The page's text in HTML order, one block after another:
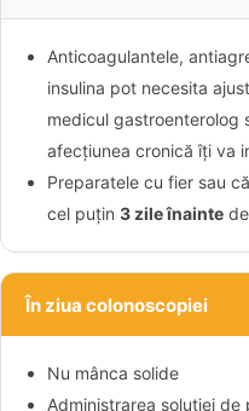
Anticoagulantele,
insulina pot necesita
medicul gastroenterolog
afecțiunea cronică îți va
Preparatele cu fier sau
cel puțin 3 zile înainte
În ziua colonoscopiei
Nu mânca solide
Administrarea soluției